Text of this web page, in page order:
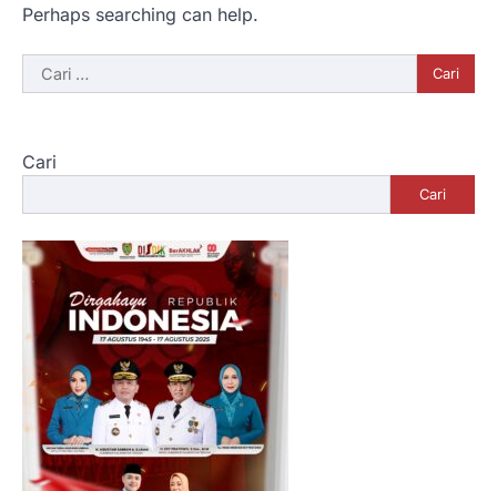
Perhaps searching can help.
Cari
untuk:
Cari
Cari